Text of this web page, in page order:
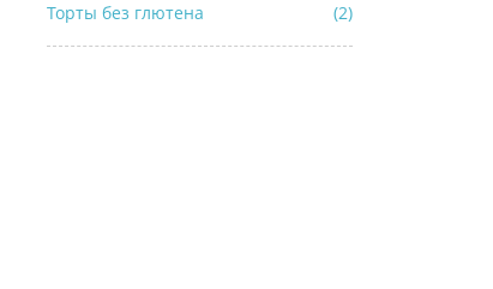
Торты без глютена (2)